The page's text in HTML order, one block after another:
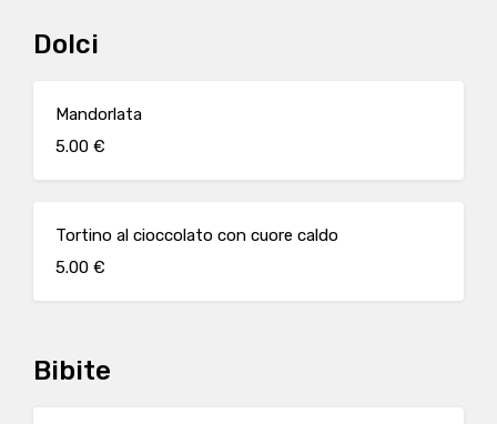
Dolci
Mandorlata
5.00 €
Tortino al cioccolato con cuore caldo
5.00 €
Bibite